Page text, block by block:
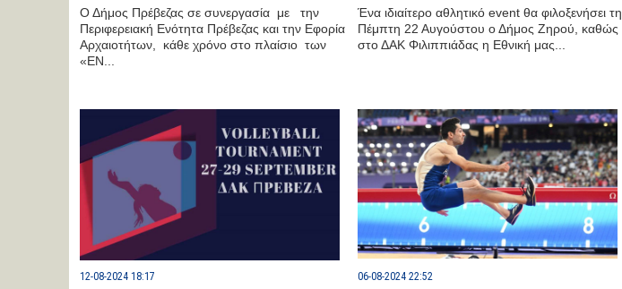
Ο Δήμος Πρέβεζας σε συνεργασία με την
Περιφερειακή Ενότητα Πρέβεζας και την Εφορία
Αρχαιοτήτων, κάθε χρόνο στο πλαίσιο των
«ΕΝ...
Ένα ιδιαίτερο αθλητικό event θα φιλοξενήσει τη
Πέμπτη 22 Αυγούστου ο Δήμος Ζηρού, καθώς
στο ΔΑΚ Φιλιππιάδας η Εθνική μας...
12-08-2024 18:17 06-08-2024 22:52